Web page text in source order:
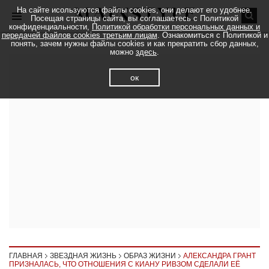
ГЛАВНАЯ ЗВЕЗДНАЯ ЖИЗНЬ ОБРАЗ ЖИЗНИ
АЛЕКСАНДРА ГРАНТ
ПРИЗНАЛАСЬ, ЧТО ОТНОШЕНИЯ С КИАНУ РИВЗОМ СДЕЛАЛИ ЕЁ
На сайте исользуются файлы cookies, они делают его удобнее.
Посещая страницы сайта, вы соглашаетесь с Политикой
конфиденциальности, Политикой обработки персональных данных и
передачей файлов cookies третьим лицам. Ознакомиться с Политикой и
понять, зачем нужны файлы cookies и как прекратить сбор данных,
можно здесь.
ок